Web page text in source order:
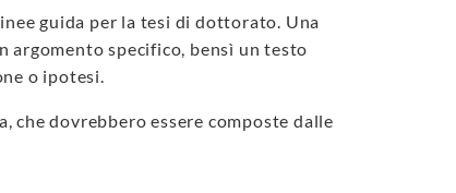
guida per la tesi di dottorato. Una
argomento specifico, bensì un testo
o ipotesi.
che dovrebbero essere composte dalle